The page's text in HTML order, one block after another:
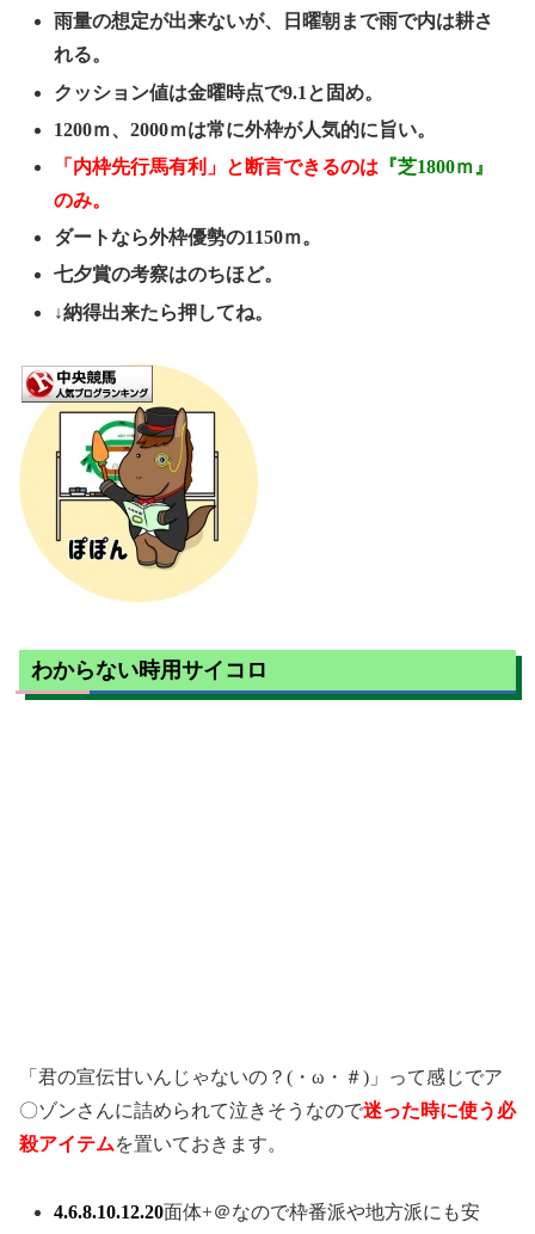
雨量の想定が出来ないが、日曜朝まで雨で内は耕さ
れる。
クッション値は金曜時点で9.1と固め。
1200ｍ、2000ｍは常に外枠が人気的に旨い。
「内枠先行馬有利」と断言できるのは 『芝1800ｍ』
のみ。
ダートなら外枠優勢の1150ｍ。
七夕賞の考察はのちほど。
↓納得出来たら押してね。
わからない時用サイコロ
「君の宣伝甘いんじゃないの？(・ω・＃)」って感じでア
〇ゾンさんに詰められて泣きそうなので迷った時に使う必
殺アイテムを置いておきます。
4.6.8.10.12.20面体+＠なので枠番派や地方派にも安